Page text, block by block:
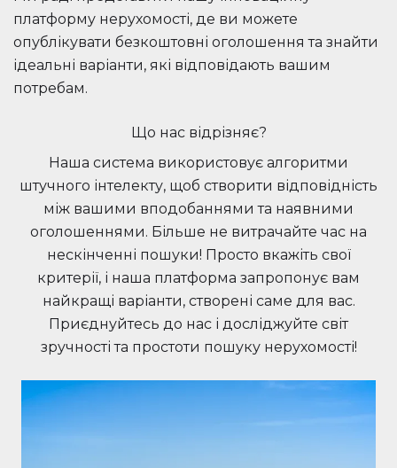
платформу нерухомості, де ви можете
опублікувати безкоштовні оголошення та знайти
ідеальні варіанти, які відповідають вашим
потребам.
Що нас відрізняє?
Наша система використовує алгоритми
штучного інтелекту, щоб створити відповідність
між вашими вподобаннями та наявними
оголошеннями. Більше не витрачайте час на
нескінченні пошуки! Просто вкажіть свої
критерії, і наша платформа запропонує вам
найкращі варіанти, створені саме для вас.
Приєднуйтесь до нас і досліджуйте світ
зручності та простоти пошуку нерухомості!